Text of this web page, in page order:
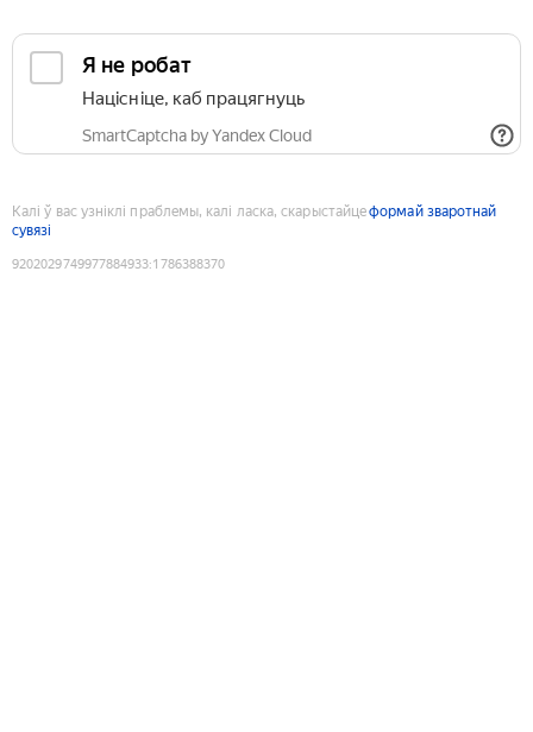
Я не робат
Націсніце, каб працягнуць
SmartCaptcha by Yandex Cloud
Калі ў вас узніклі праблемы, калі ласка, скарыстайцеформай зваротнай
сувязі
9202029749977884933:1786388370